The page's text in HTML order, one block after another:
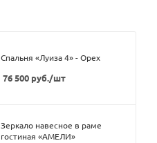
Спальня «Луиза 4» - Орех
76 500 руб./шт
Зеркало навесное в раме
гостиная «АМЕЛИ»